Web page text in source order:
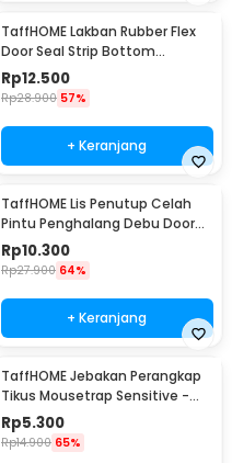
TaffHOME Lakban Rubber Flex
Door Seal Strip Bottom
Waterproof 35mmx5M - TP39
Rp12.500
Rp28.900 57%
+ Keranjang
TaffHOME Lis Penutup Celah
Pintu Penghalang Debu Door
Bottom Seal 1M - LQ7
Rp10.300
Rp27.900 64%
+ Keranjang
TaffHOME Jebakan Perangkap
Tikus Mousetrap Sensitive -
ZL-2021
Rp5.300
Rp14.900 65%